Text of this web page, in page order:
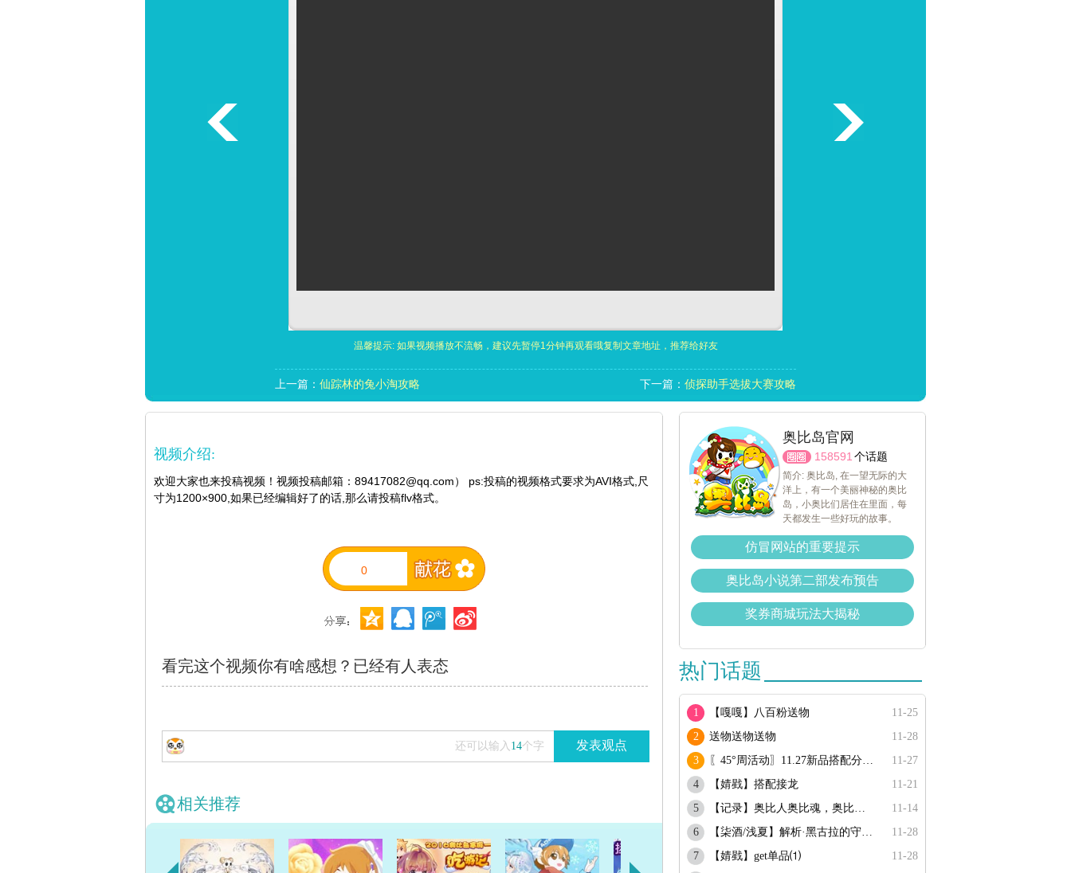
温馨提示: 如果视频播放不流畅，建议先暂停1分钟再观看哦复制文章地址，推荐给好友
上一篇： 仙踪林的兔小淘攻略 下一篇： 侦探助手选拔大赛攻略
视频介绍:
欢迎大家也来投稿视频！视频投稿邮箱：89417082@qq.com） ps:投稿的视频格式要求为AVI格式,尺
寸为1200×900,如果已经编辑好了的话,那么请投稿flv格式。
0
看完这个视频你有啥感想？已经有人表态
还可以输入 14个字 发表观点
相关推荐
奥比岛官网
158591 个话题
简介: 奥比岛, 在一望无际的大
洋上，有一个美丽神秘的奥比
岛，小奥比们居住在里面，每
天都发生一些好玩的故事。
仿冒网站的重要提示
奥比岛小说第二部发布预告
奖券商城玩法大揭秘
热门话题
1 【嘎嘎】八百粉送物
11-25
2
送物送物送物
11-28
3
〖45°周活动〗11.27新品搭配分享·分享有奖
11-27
4
【婧戥】搭配接龙
11-21
5
【记录】奥比人奥比魂，奥比人都是人上人人上人
11-14
6
【柒酒/浅夏】解析·黑古拉的守护单品
11-28
7
【婧戥】get单品⑴
11-28